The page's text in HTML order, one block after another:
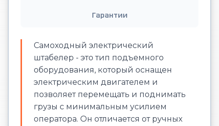
Гарантии
Самоходный электрический
штабелер - это тип подъемного
оборудования, который оснащен
электрическим двигателем и
позволяет перемещать и поднимать
грузы с минимальным усилием
оператора. Он отличается от ручных